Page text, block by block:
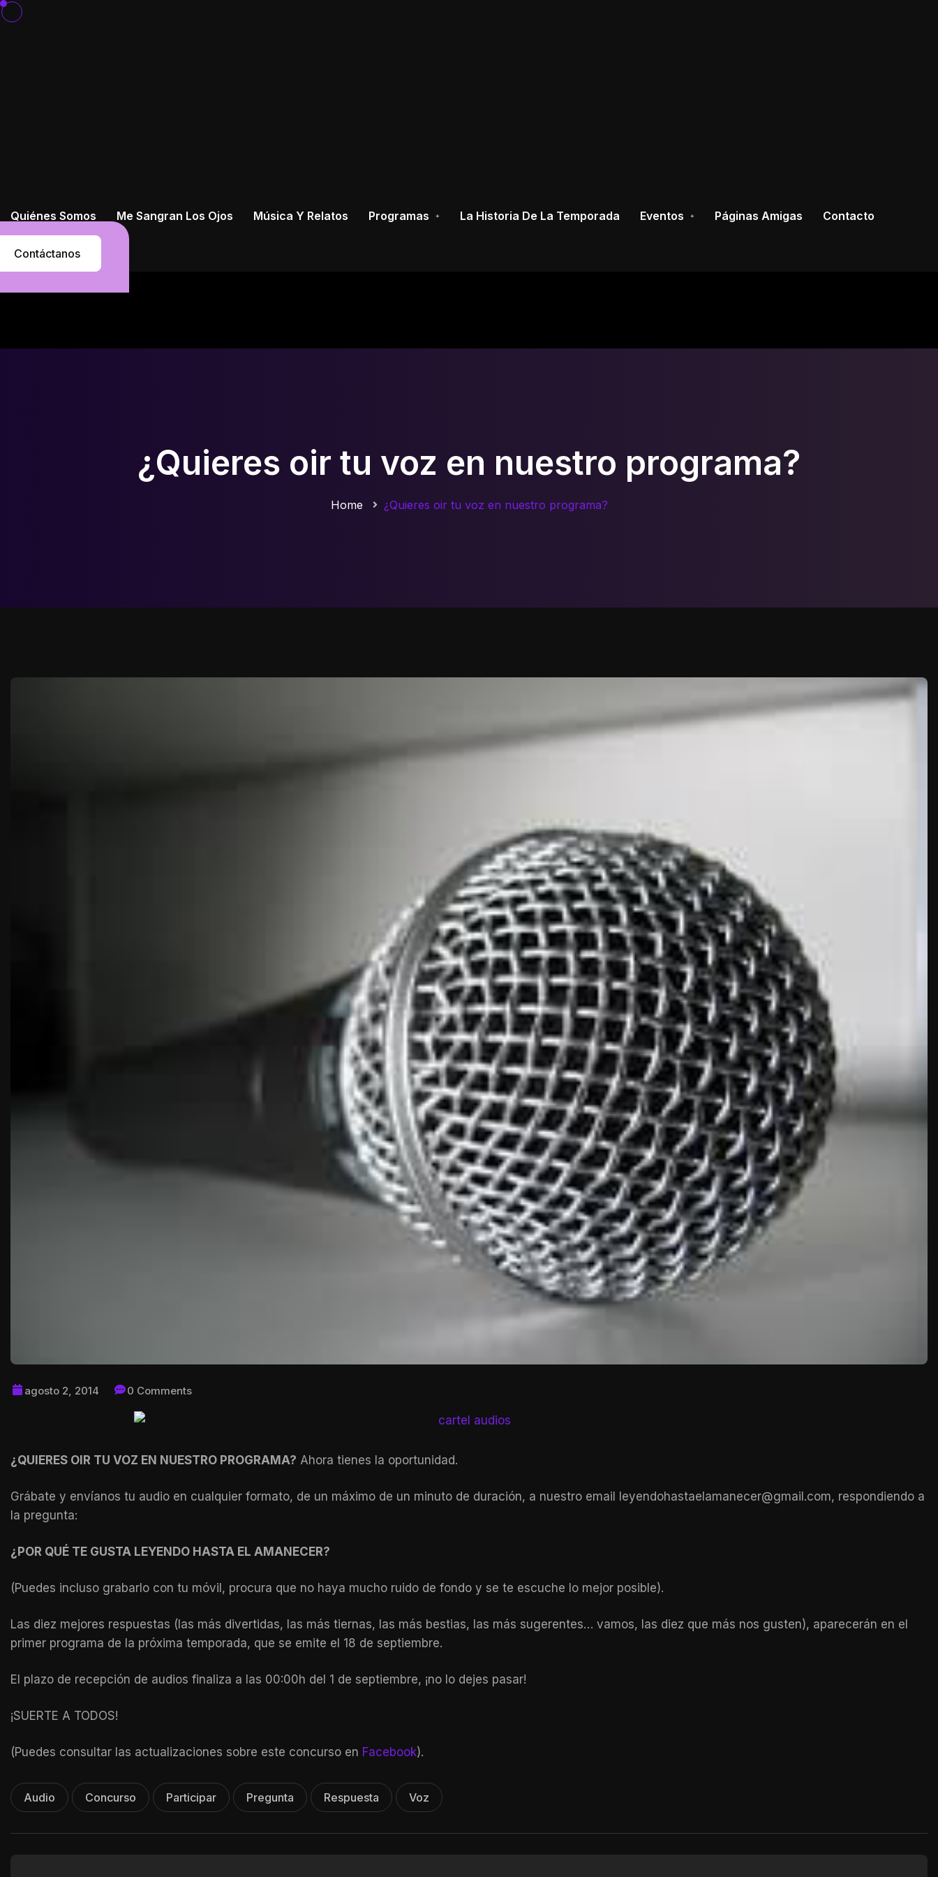
Quiénes Somos Me Sangran Los Ojos Música Y Relatos Programas La Historia De La Temporada Eventos Páginas Amigas Contacto
Contáctanos
Contáctanos
¿Quieres oir tu voz en nuestro programa?
Home ¿Quieres oir tu voz en nuestro programa?
agosto 2, 2014 0 Comments
¿QUIERES OIR TU VOZ EN NUESTRO PROGRAMA? Ahora tienes la oportunidad.
Grábate y envíanos tu audio en cualquier formato, de un máximo de un minuto de duración, a nuestro email leyendohastaelamanecer@gmail.com, respondiendo a
la pregunta:
¿POR QUÉ TE GUSTA LEYENDO HASTA EL AMANECER?
(Puedes incluso grabarlo con tu móvil, procura que no haya mucho ruido de fondo y se te escuche lo mejor posible).
Las diez mejores respuestas (las más divertidas, las más tiernas, las más bestias, las más sugerentes… vamos, las diez que más nos gusten), aparecerán en el
primer programa de la próxima temporada, que se emite el 18 de septiembre.
El plazo de recepción de audios finaliza a las 00:00h del 1 de septiembre, ¡no lo dejes pasar!
¡SUERTE A TODOS!
(Puedes consultar las actualizaciones sobre este concurso en Facebook).
Audio Concurso Participar Pregunta Respuesta Voz